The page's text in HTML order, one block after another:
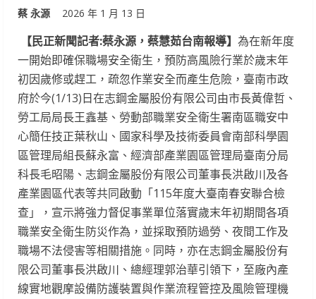
蔡 永源 2026 年 1 月 13 日
【民正新聞記者:蔡永源，蔡慧茹台南報導】 為在新年度
一開始即確保職場安全衛生，預防高風險行業於歲末年
初因歲修或趕工，疏忽作業安全而產生危險，臺南市政
府於今(1/13)日在志鋼金屬股份有限公司由市長黃偉哲、
勞工局局長王鑫基、勞動部職業安全衛生署南區職安中
心簡任技正葉秋山、國家科學及技術委員會南部科學園
區管理局組長蘇永富、經濟部產業園區管理局臺南分局
科長毛昭陽、志鋼金屬股份有限公司董事長洪啟川及各
產業園區代表等共同啟動「115年度大臺南春安聯合檢
查」，宣示將強力督促事業單位落實歲末年初期間各項
職業安全衛生防災作為，並採取預防過勞、夜間工作及
職場不法侵害等相關措施。同時，亦在志鋼金屬股份有
限公司董事長洪啟川、總經理郭治華引領下，至廠內產
線實地觀摩設備防護裝置與作業流程管控及風險管理機